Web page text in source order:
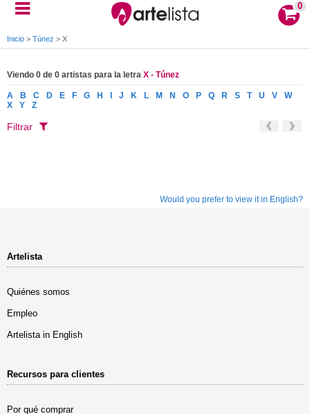
0
Inicio > Túnez > X
Viendo 0 de 0 artistas para la letra X - Túnez
A B C D E F G H J K L M N O P Q R S T U V
W
X
Y Z
Filtrar
Would you prefer to view it in English?
Artelista
Quiénes somos
Empleo
Artelista in English
Recursos para clientes
Por qué comprar